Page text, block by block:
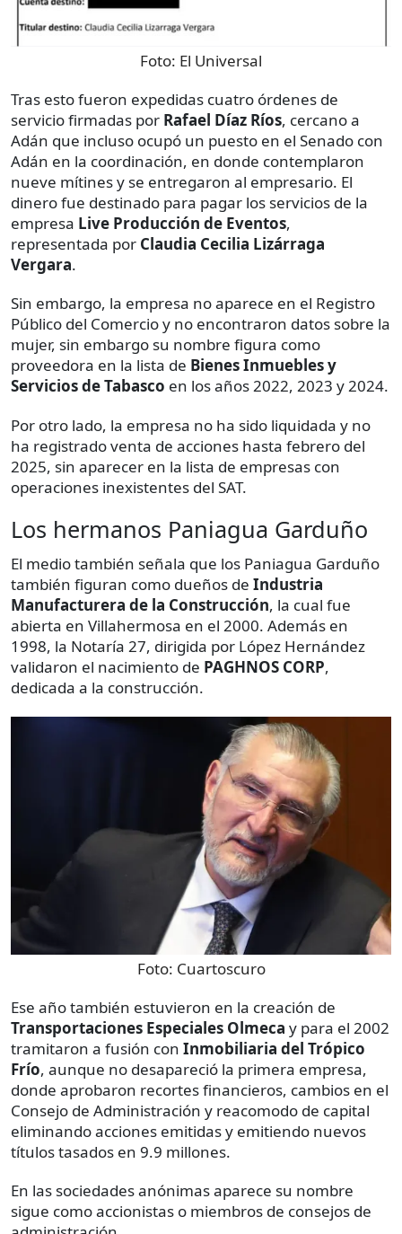
Foto: El Universal
Tras esto fueron expedidas cuatro órdenes de
servicio firmadas por Rafael Díaz Ríos, cercano a
Adán que incluso ocupó un puesto en el Senado con
Adán en la coordinación, en donde contemplaron
nueve mítines y se entregaron al empresario. El
dinero fue destinado para pagar los servicios de la
empresa Live Producción de Eventos,
representada por Claudia Cecilia Lizárraga
Vergara.
Sin embargo, la empresa no aparece en el Registro
Público del Comercio y no encontraron datos sobre la
mujer, sin embargo su nombre figura como
proveedora en la lista de Bienes Inmueblesy
Servicios de Tabasco en los años 2022, 2023 y 2024.
Por otro lado, la empresa no ha sido liquidada y no
ha registrado venta de acciones hasta febrero del
2025, sin aparecer en la lista de empresas con
operaciones inexistentes del SAT.
Los hermanos Paniagua Garduño
El medio también señala que los Paniagua Garduño
también figuran como dueños de Industria
Manufacturera de la Construcción, la cual fue
abierta en Villahermosa en el 2000. Además en
1998, la Notaría 27, dirigida por López Hernández
validaron el nacimiento de PAGHNOS CORP,
dedicada a la construcción.
Foto: Cuartoscuro
Ese año también estuvieron en la creación de
Transportaciones Especiales Olmeca y para el 2002
tramitaron a fusión con Inmobiliaria del Trópico
Frío, aunque no desapareció la primera empresa,
donde aprobaron recortes financieros, cambios en el
Consejo de Administración y reacomodo de capital
eliminando acciones emitidas y emitiendo nuevos
títulos tasados en 9.9 millones.
En las sociedades anónimas aparece su nombre
sigue como accionistas o miembros de consejos de